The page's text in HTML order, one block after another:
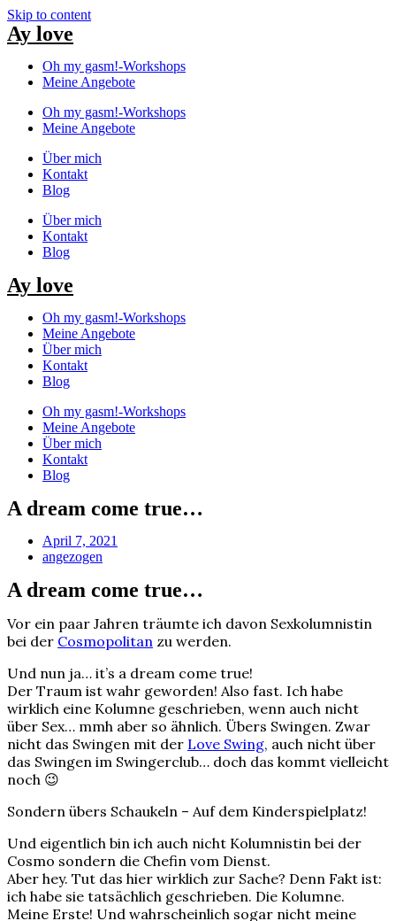
Skip to content
Ay love
Oh my gasm!-Workshops
Meine Angebote
Oh my gasm!-Workshops
Meine Angebote
Über mich
Kontakt
Blog
Über mich
Kontakt
Blog
Ay love
Oh my gasm!-Workshops
Meine Angebote
Über mich
Kontakt
Blog
Oh my gasm!-Workshops
Meine Angebote
Über mich
Kontakt
Blog
A dream come true…
April 7, 2021
angezogen
A dream come true…
Vor ein paar Jahren träumte ich davon Sexkolumnistin
bei der Cosmopolitan zu werden.
Und nun ja… it’s a dream come true!
Der Traum ist wahr geworden! Also fast. Ich habe
wirklich eine Kolumne geschrieben, wenn auch nicht
über Sex… mmh aber so ähnlich. Übers Swingen. Zwar
nicht das Swingen mit der Love Swing, auch nicht über
das Swingen im Swingerclub… doch das kommt vielleicht
noch 😉
Sondern übers Schaukeln – Auf dem Kinderspielplatz!
Und eigentlich bin ich auch nicht Kolumnistin bei der
Cosmo sondern die Chefin vom Dienst.
Aber hey. Tut das hier wirklich zur Sache? Denn Fakt ist:
ich habe sie tatsächlich geschrieben. Die Kolumne.
Meine Erste! Und wahrscheinlich sogar nicht meine